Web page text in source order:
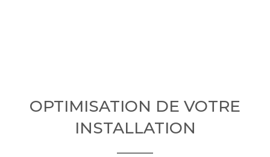
OPTIMISATION DE VOTRE
INSTALLATION